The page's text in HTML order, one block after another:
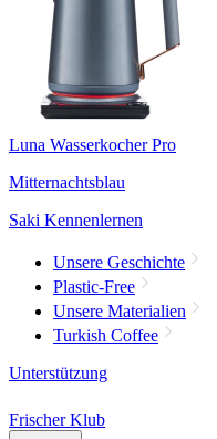
Luna Wasserkocher Pro
Mitternachtsblau
Saki Kennenlernen
Unsere Geschichte
Plastic-Free
Unsere Materialien
Turkish Coffee
Unterstützung
Frischer Klub